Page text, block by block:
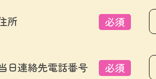
所 必須
日連絡先電話番号 必須